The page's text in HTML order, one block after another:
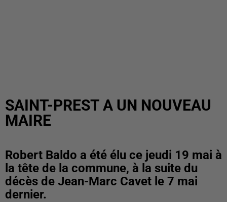
SAINT-PREST A UN NOUVEAU
MAIRE
Robert Baldo a été élu ce jeudi 19 mai à
la tête de la commune, à la suite du
décès de Jean-Marc Cavet le 7 mai
dernier.